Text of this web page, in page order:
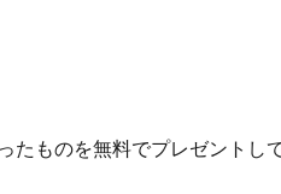
たものを無料でプレゼントし